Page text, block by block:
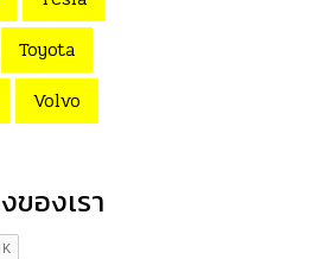
Toyota
Volvo
องเรา